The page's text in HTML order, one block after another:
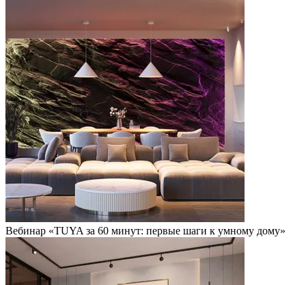
Вебинар «TUYA за 60 минут: первые шаги к умному дому»